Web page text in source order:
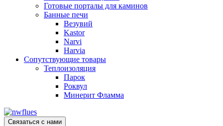
Готовые порталы для каминов
Банные печи
Везувий
Kastor
Narvi
Harvia
Сопутствующие товары
Теплоизоляция
Парок
Роквул
Минерит Фламма
Связаться с нами